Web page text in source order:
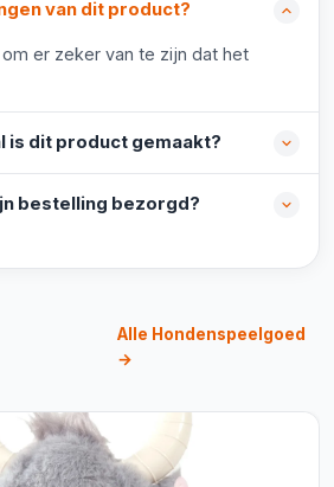
van dit product?
er zeker van te zijn dat het
is dit product gemaakt?
bestelling bezorgd?
Alle Hondenspeelgoed
→